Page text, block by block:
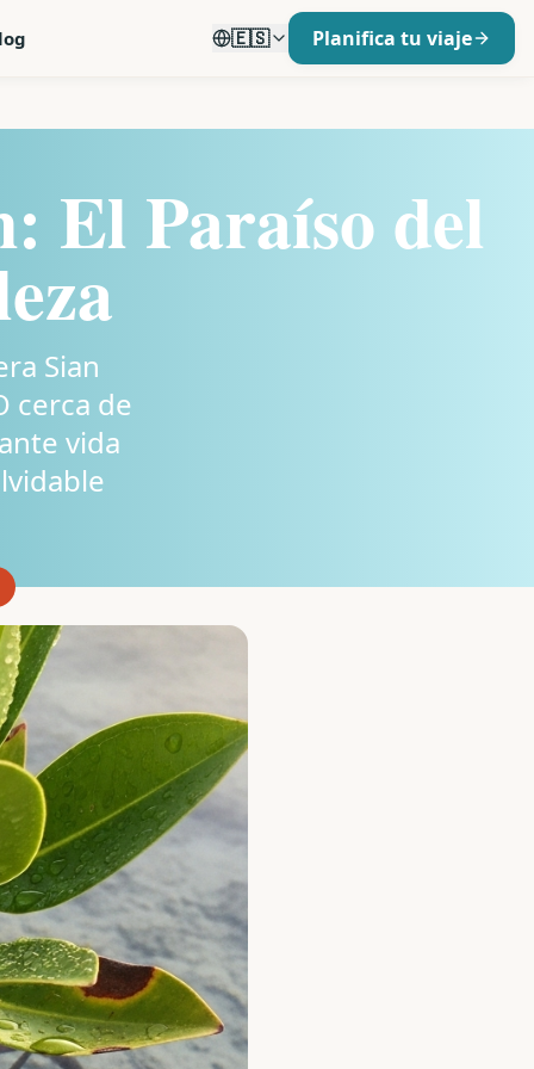
🇪🇸 Planifica tu viaje
El Paraíso del
Sian
cerca de
vida